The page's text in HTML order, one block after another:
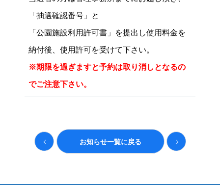
「抽選確認番号」と
「公園施設利用許可書」を提出し使用料金を
納付後、使用許可を受けて下さい。
※期限を過ぎますと予約は取り消しとなるの
でご注意下さい。
お知らせ一覧に戻る